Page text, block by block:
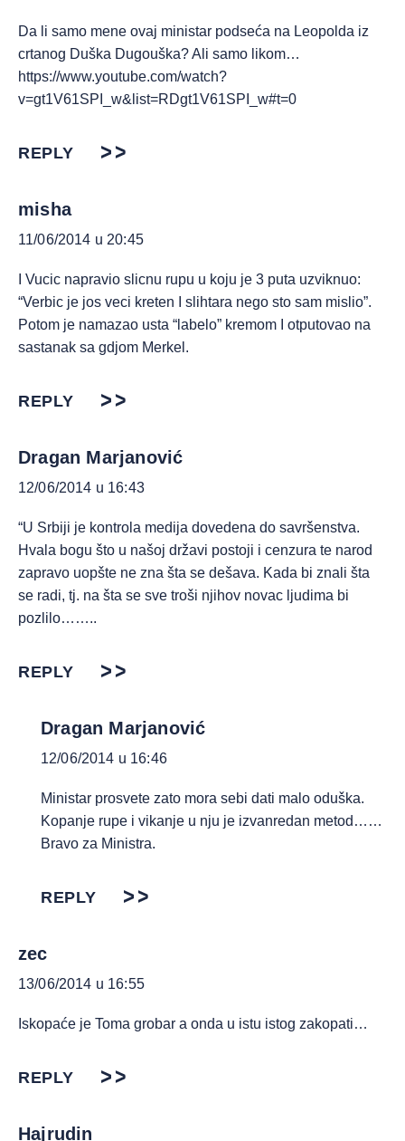
Da li samo mene ovaj ministar podseća na Leopolda iz
crtanog Duška Dugouška? Ali samo likom…
https://www.youtube.com/watch?
v=gt1V61SPI_w&list=RDgt1V61SPI_w#t=0
REPLY
misha
11/06/2014 u 20:45
I Vucic napravio slicnu rupu u koju je 3 puta uzviknuo:
“Verbic je jos veci kreten I slihtara nego sto sam mislio”.
Potom je namazao usta “labelo” kremom I otputovao na
sastanak sa gdjom Merkel.
REPLY
Dragan Marjanović
12/06/2014 u 16:43
“U Srbiji je kontrola medija dovedena do savršenstva.
Hvala bogu što u našoj državi postoji i cenzura te narod
zapravo uopšte ne zna šta se dešava. Kada bi znali šta
se radi, tj. na šta se sve troši njihov novac ljudima bi
pozlilo……..
REPLY
Dragan Marjanović
12/06/2014 u 16:46
Ministar prosvete zato mora sebi dati malo oduška.
Kopanje rupe i vikanje u nju je izvanredan metod……
Bravo za Ministra.
REPLY
zec
13/06/2014 u 16:55
Iskopaće je Toma grobar a onda u istu istog zakopati…
REPLY
Hajrudin